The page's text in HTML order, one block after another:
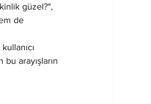
güzel?",
de
arayışların